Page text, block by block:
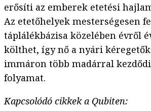
erősíti az emberek etetési
Az etetőhelyek mesterségesen
táplálékbázisa közelében évről
költhet, így nő a nyári kéregetők
immáron több madárral
folyamat.
Kapcsolódó cikkek a Qubiten: